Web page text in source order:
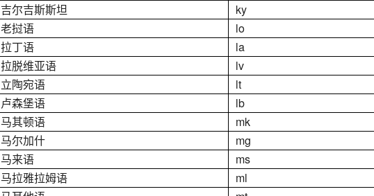
吉尔吉斯斯坦
ky
老挝语
lo
拉丁语
la
拉脱维亚语
lv
立陶宛语
lt
卢森堡语
lb
马其顿语
mk
马尔加什
mg
马来语
ms
马拉雅拉姆语
ml